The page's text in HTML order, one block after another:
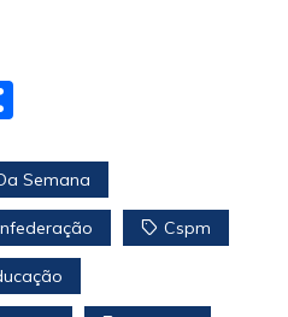
S
ar
e
Semana
Cspm